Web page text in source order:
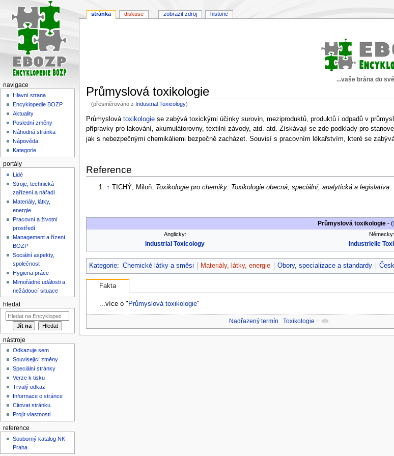
...vaše brána do
Průmyslová toxikologie
(přesměrováno z Industrial Toxicology)
Skočit
na
navigaci
Skočit
na
vyhledávání
Průmyslová toxikologiese zabývá toxickými účinky surovin, meziproduktů, produktů i odpadů v
přípravky pro lakování, akumulátorovny, textilní závody, atd. atd. Získávají se zde podklady pro
jak s nebezpečnými chemikáliemi bezpečně zacházet. Souvisí s pracovním lékařstvím, které se
Reference
↑ TICHÝ, Miloň. Toxikologie pro chemiky: Toxikologie obecná, speciální, analytická a legislativa
Průmyslová toxikologie - (
Anglicky: Německy:
Industrial Toxicology Industrielle
Kategorie: Chemické látky a směsi Materiály, látky, energie Obory, specializace a standardy
Fakta
...více o "Průmyslová toxikologie"
Nadřazený termín Toxikologie +
stránka diskuse zobrazit zdroj historie
navigace
Hlavní strana
Encyklopedie BOZP
Aktuality
Poslední změny
Náhodná stránka
Nápověda
Kategorie
portály
Lidé
Stroje, technická
zařízení a nářadí
Materiály, látky,
energie
Pracovní a životní
prostředí
Management a řízení
BOZP
Sociální aspekty,
společnost
Hygiena práce
Mimořádné události a
nežádoucí situace
hledat
nástroje
Odkazuje sem
Související změny
Speciální stránky
Verze k tisku
Trvalý odkaz
Informace o stránce
Citovat stránku
Projít vlastnosti
reference
Souborný katalog NK
Praha